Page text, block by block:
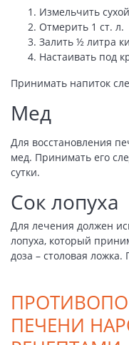
Измельчить
Отмерить 1 ст. л.
Залить ½ литра
Настаивать под
Принимать напиток
Мед
Для восстановления
мед. Принимать его
сутки.
Сок лопуха
Для лечения должен
лопуха, который
доза – столовая ложка.
ПЕЧЕНИ